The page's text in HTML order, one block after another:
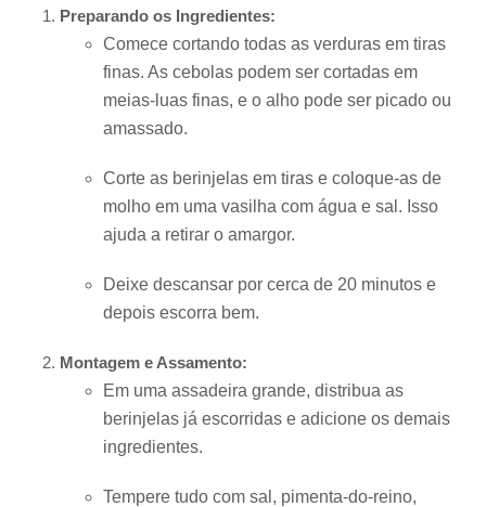
Preparando os Ingredientes:
Comece cortando todas as verduras em tiras
finas. As cebolas podem ser cortadas em
meias-luas finas, e o alho pode ser picado ou
amassado.
Corte as berinjelas em tiras e coloque-as de
molho em uma vasilha com água e sal. Isso
ajuda a retirar o amargor.
Deixe descansar por cerca de 20 minutos e
depois escorra bem.
Montagem e Assamento:
Em uma assadeira grande, distribua as
berinjelas já escorridas e adicione os demais
ingredientes.
Tempere tudo com sal, pimenta-do-reino,